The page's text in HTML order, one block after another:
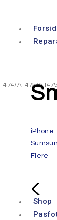
iPhone
Flere
Shop
A1475/